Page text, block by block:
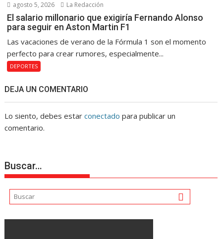
agosto 5, 2026 La Redacción
El salario millonario que exigiría Fernando Alonso
para seguir en Aston Martin F1
Las vacaciones de verano de la Fórmula 1 son el momento
perfecto para crear rumores, especialmente...
DEPORTES
DEJA UN COMENTARIO
Lo siento, debes estarconectado para publicar un
comentario.
Buscar…